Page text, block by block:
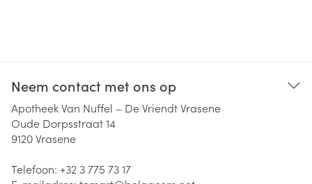
Neem contact met ons op
Apotheek Van Nuffel – De Vriendt Vrasene
Oude Dorpsstraat 14
9120Vrasene
Telefoon: +32 3 775 73 17